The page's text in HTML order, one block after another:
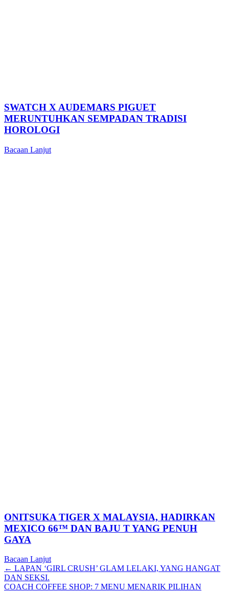
SWATCH X AUDEMARS PIGUET
MERUNTUHKAN SEMPADAN TRADISI
HOROLOGI
Bacaan Lanjut
ONITSUKA TIGER X MALAYSIA, HADIRKAN
MEXICO 66™ DAN BAJU T YANG PENUH
GAYA
Bacaan Lanjut
Posts
navigation
← LAPAN ‘GIRL CRUSH’ GLAM LELAKI, YANG HANGAT
DAN SEKSI.
COACH COFFEE SHOP: 7 MENU MENARIK PILIHAN